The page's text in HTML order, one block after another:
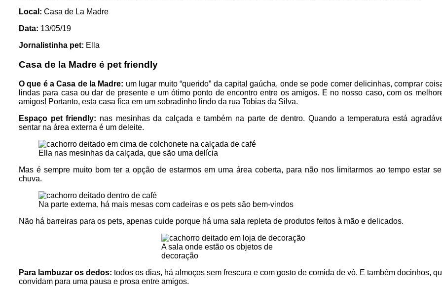
Local: Casa de La Madre
Data: 13/05/19
Jornalistinha pet: Ella
Casa de la Madre é pet friendly
O que é a Casa de la Madre: um lugar muito “querido” da capital gaúcha, onde se pode comer delicinhas, comprar
lindas para casa ou dar de presente e um ótimo ponto de encontro entre os amigos. E no nosso caso, com os
amigos! Portanto, esta casa fica em um sobradinho lindo da rua Tobias da Silva.
Espaço pet friendly: nas mesinhas da calçada e também na parte de dentro. Quando a temperatura está
sentar na área externa é um deleite.
Ella nas mesinhas da calçada, que são uma delícia
Mas é sempre muito bom ter a opção de estarmos em uma área coberta, para não nos limitarmos ao tempo estar
chuva.
Na parte externa, há mais mesas com cadeiras e os pets são bem-vindos
Não há barreiras para os pets, apenas cuide porque há uma sala repleta de produtos feitos à mão e delicados.
A sala onde estão os objetos de
decoração
Para lambuzar os dedos: todos os dias, há almoços sem frescura e com gosto de comida de vó. E também docinhos,
convidam para uma pausa e prosa entre amigos.